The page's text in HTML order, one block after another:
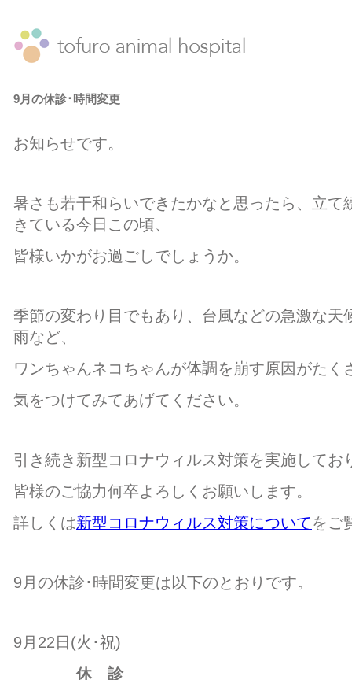
9月の休診･時間変更
お知らせです。
暑さも若干和らいできたかなと思ったら、立て
きている今日この頃、
皆様いかがお過ごしでしょうか。
季節の変わり目でもあり、台風などの急激な天
雨など、
ワンちゃんネコちゃんが体調を崩す原因がたく
気をつけてみてあげてください。
引き続き新型コロナウィルス対策を実施してお
皆様のご協力何卒よろしくお願いします。
詳しくは新型コロナウィルス対策についてをご
9月の休診･時間変更は以下のとおりです。
9月22日(火･祝)
休 診